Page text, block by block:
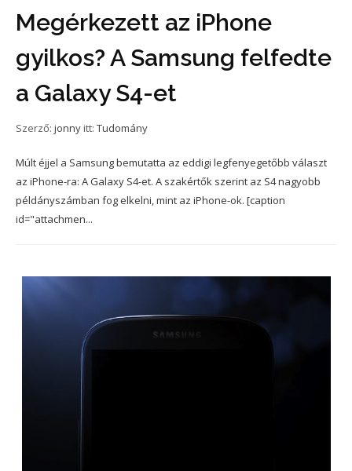
Megérkezett az iPhone
gyilkos? A Samsung felfedte
a Galaxy S4-et
Szerző: jonny itt: Tudomány
Múlt éjjel a Samsung bemutatta az eddigi legfenyegetőbb választ
az iPhone-ra: A Galaxy S4-et. A szakértők szerint az S4 nagyobb
példányszámban fog elkelni, mint az iPhone-ok. [caption
id="attachmen...